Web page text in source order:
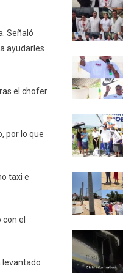
Señaló
ayudarles
el chofer
por lo que
taxi e
el
levantado